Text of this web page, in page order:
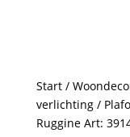
Start/
verlichting/
Ruggine Art: